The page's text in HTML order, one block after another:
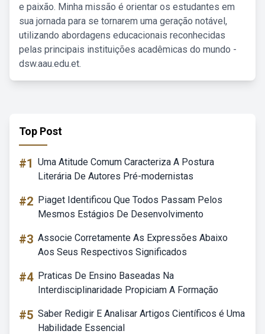
e paixão. Minha missão é orientar os estudantes em
sua jornada para se tornarem uma geração notável,
utilizando abordagens educacionais reconhecidas
pelas principais instituições acadêmicas do mundo -
dsw.aau.edu.et.
Top Post
#1 Uma Atitude Comum Caracteriza A Postura
Literária De Autores Pré-modernistas
#2 Piaget Identificou Que Todos Passam Pelos
Mesmos Estágios De Desenvolvimento
#3 Associe Corretamente As Expressões Abaixo
Aos Seus Respectivos Significados
#4 Praticas De Ensino Baseadas Na
Interdisciplinaridade Propiciam A Formação
#5 Saber Redigir E Analisar Artigos Científicos é Uma
Habilidade Essencial